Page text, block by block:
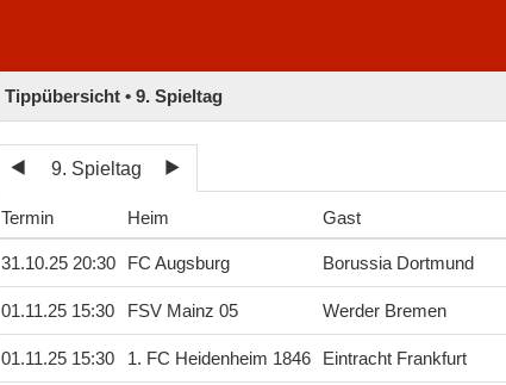
Tippübersicht • 9. Spieltag
9. Spieltag
Termin Heim Gast
31.10.25 20:30 FC Augsburg Borussia Dortmund
01.11.25 15:30 FSV Mainz 05 Werder Bremen
01.11.25 15:30 1. FC Heidenheim 1846 Eintracht Frankfurt